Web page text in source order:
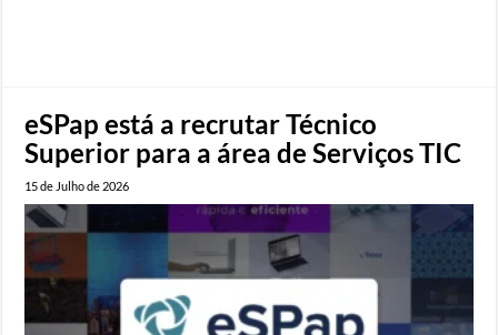
eSPap está a recrutar Técnico
Superior para a área de Serviços TIC
15 de Julho de 2026